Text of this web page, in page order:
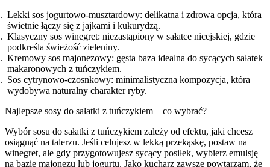
Lekki sos jogurtowo-musztardowy: delikatna i zdrowa opcja, która
świetnie łączy się z jajkami i kukurydzą.
Klasyczny sos winegret: niezastąpiony w sałatce nicejskiej, gdzie
podkreśla świeżość zieleniny.
Kremowy sos majonezowy: gęsta baza idealna do sycących sałatek
makaronowych z tuńczykiem.
Sos cytrynowo-czosnkowy: minimalistyczna kompozycja, która
wydobywa naturalny charakter ryby.
Najlepsze sosy do sałatki z tuńczykiem – co wybrać?
Wybór sosu do sałatki z tuńczykiem zależy od efektu, jaki chcesz
osiągnąć na talerzu. Jeśli celujesz w lekką przekąskę, postaw na
winegret, ale gdy przygotowujesz sycący posiłek, wybierz emulsję
na bazie majonezu lub jogurtu. Jako kucharz zawsze powtarzam, że